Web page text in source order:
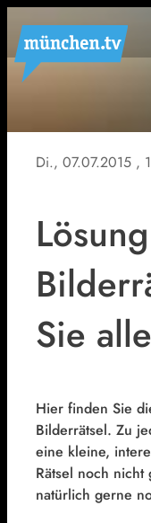
Di., 07.07.2015 ,
Sie
Hier finden Sie
Bilderrätsel. Zu
eine kleine,
Rätsel noch
natürlich gerne